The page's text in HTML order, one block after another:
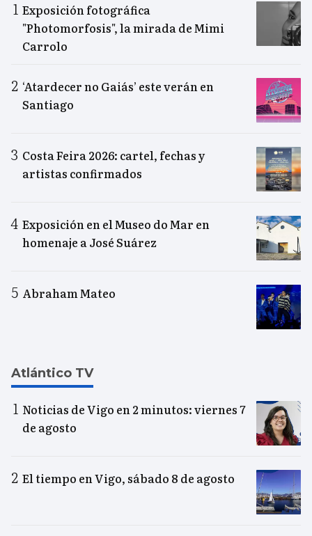
Exposición fotográfica
"Photomorfosis", la mirada de Mimi
Carrolo
‘Atardecer no Gaiás’ este verán en
Santiago
Costa Feira 2026: cartel, fechas y
artistas confirmados
Exposición en el Museo do Mar en
homenaje a José Suárez
Abraham Mateo
Atlántico TV
Noticias de Vigo en 2 minutos: viernes 7
de agosto
El tiempo en Vigo, sábado 8 de agosto